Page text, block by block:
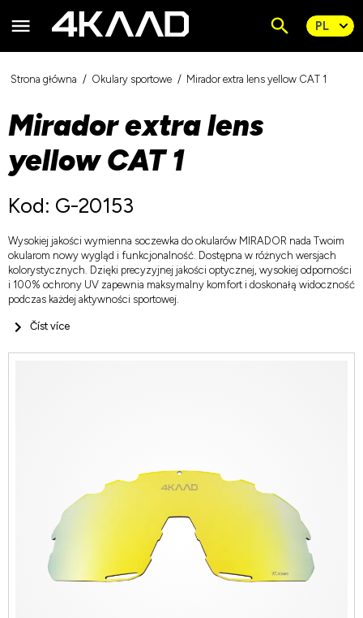
Strona główna Okulary sportowe Mirador extra lens yellow CAT 1
Mirador extra lens
yellow CAT 1
Kod: G-20153
Wysokiej jakości wymienna soczewka do okularów MIRADOR nada Twoim
okularom nowy wygląd i funkcjonalność. Dostępna w różnych wersjach
kolorystycznych. Dzięki precyzyjnej jakości optycznej, wysokiej odporności
i 100% ochrony UV zapewnia maksymalny komfort i doskonałą widoczność
podczas każdej aktywności sportowej.
Číst více